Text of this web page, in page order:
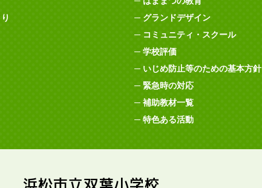
グランドデザイン
コミュニティ・スクール
学校評価
いじめ防止等のための基本方針
緊急時の対応
補助教材一覧
特色ある活動